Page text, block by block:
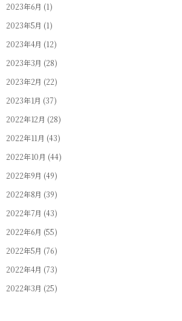
2023年6月 (1)
2023年5月 (1)
2023年4月 (12)
2023年3月 (28)
2023年2月 (22)
2023年1月 (37)
2022年12月 (28)
2022年11月 (43)
2022年10月 (44)
2022年9月 (49)
2022年8月 (39)
2022年7月 (43)
2022年6月 (55)
2022年5月 (76)
2022年4月 (73)
2022年3月 (25)